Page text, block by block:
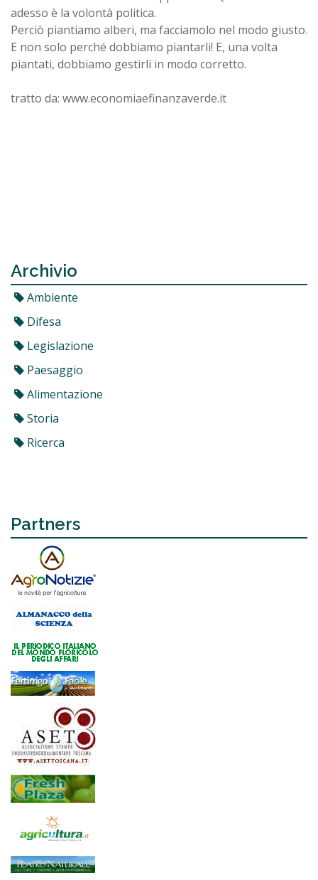
adesso è la volontà politica.
Perciò piantiamo alberi, ma facciamolo nel modo giusto.
E non solo perché dobbiamo piantarli! E, una volta
piantati, dobbiamo gestirli in modo corretto.
tratto da: www.economiaefinanzaverde.it
Archivio
Ambiente
Difesa
Legislazione
Paesaggio
Alimentazione
Storia
Ricerca
Partners